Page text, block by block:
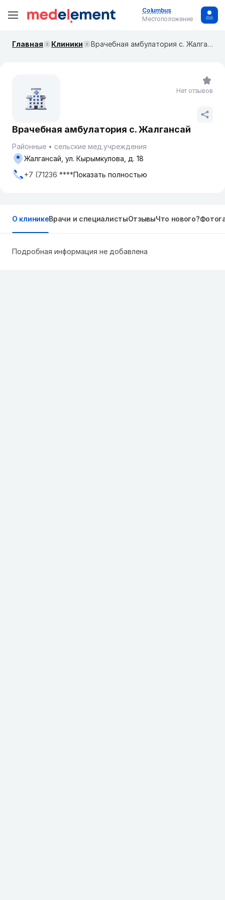
Columbus
Местоположение
Главная Клиники Врачебная амбулатория с. Жалгансай
Врачебная амбулатория с. Жалгансай
Районные
сельские мед.учреждения
Жалгансай, ул. Кырымкулова, д. 18
+7 (71236 ****Показать полностью
Нет отзывов
О клиникеВрачи и специалистыОтзывыЧто нового?
Подробная информация не добавлена